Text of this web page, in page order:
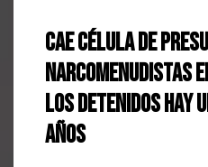
Cae célula de
narcomenudistas
los detenidos hay
años